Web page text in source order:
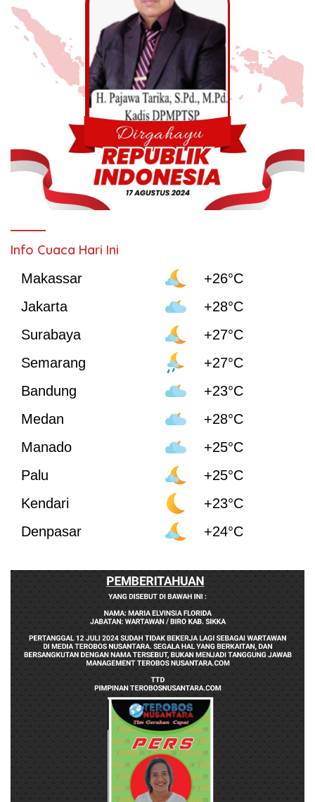
Info Cuaca Hari Ini
Makassar
+26°C
Jakarta
+28°C
Surabaya
+27°C
Semarang
+27°C
Bandung
+23°C
Medan
+28°C
Manado
+25°C
Palu
+25°C
Kendari
+23°C
Denpasar
+24°C